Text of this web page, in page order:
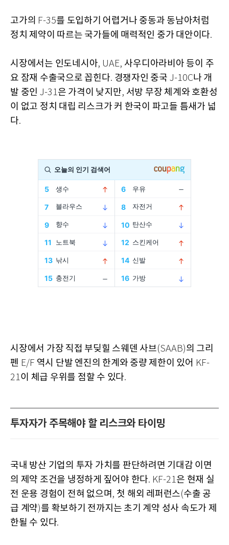
고가의 F-35를 도입하기 어렵거나 중동과 동남아처럼
정치 제약이 따르는 국가들에 매력적인 중가 대안이다.
시장에서는 인도네시아, UAE, 사우디아라비아 등이 주
요 잠재 수출국으로 꼽힌다. 경쟁자인 중국 J-10C나 개
발 중인 J-31은 가격이 낮지만, 서방 무장 체계와 호환성
이 없고 정치 대립 리스크가 커 한국이 파고들 틈새가 넓
다.
시장에서 가장 직접 부딪힐 스웨덴 사브(SAAB)의 그리
펜 E/F 역시 단발 엔진의 한계와 중량 제한이 있어 KF-
21이 체급 우위를 점할 수 있다.
투자자가 주목해야 할 리스크와 타이밍
국내 방산 기업의 투자 가치를 판단하려면 기대감 이면
의 제약 조건을 냉정하게 짚어야 한다. KF-21은 현재 실
전 운용 경험이 전혀 없으며 , 첫 해외 레퍼런스(수출 공
급 계약)를 확보하기 전까지는 초기 계약 성사 속도가 제
한될 수 있다.